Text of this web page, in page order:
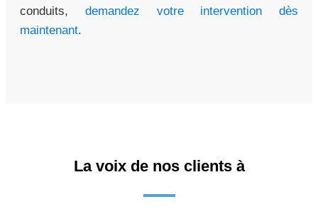
conduits, demandez votre intervention dès
maintenant.
La voix de nos clients à